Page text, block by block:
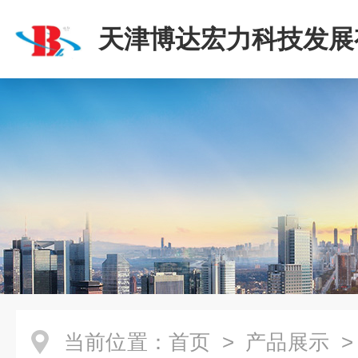
天津博达宏力科技发
司
当前位置： 首页 > 产品展示